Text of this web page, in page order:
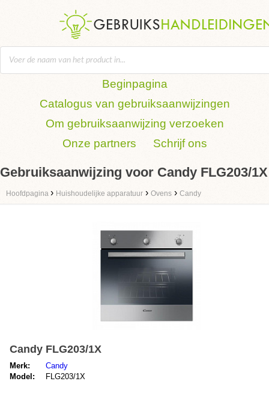
Beginpagina
Catalogus van gebruiksaanwijzingen
Om gebruiksaanwijzing verzoeken
Onze partners
Schrijf ons
Gebruiksaanwijzing voor Candy FLG203/1X
Hoofdpagina › Huishoudelijke apparatuur › Ovens › Candy
Candy FLG203/1X
Merk:
Candy
Model:
FLG203/1X